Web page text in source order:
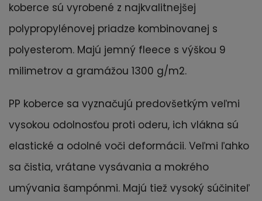
koberce sú vyrobené z najkvalitnejšej
polypropylénovej priadze kombinovanej s
polyesterom. Majú jemný fleece s výškou 9
milimetrov a gramážou 1300 g/m2.
PP koberce sa vyznačujú predovšetkým veľmi
vysokou odolnosťou proti oderu, ich vlákna sú
elastické a odolné voči deformácii. Veľmi ľahko
sa čistia, vrátane vysávania a mokrého
umývania šampónmi. Majú tiež vysoký súčiniteľ